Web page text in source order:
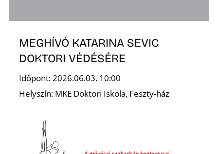
MEGHÍVÓ KATARINA SEVIC
DOKTORI VÉDÉSÉRE
Időpont: 2026.06.03. 10:00
Helyszín: MKE Doktori Iskola, Feszty-ház